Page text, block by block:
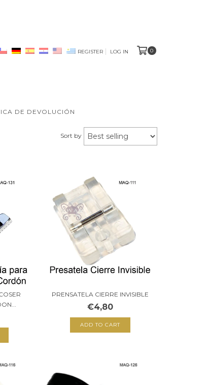
REGISTER LOG IN 0
DE DEVOLUCIÓN
Sort by
PRENSATELA CIERRE INVISIBLE
€4,80